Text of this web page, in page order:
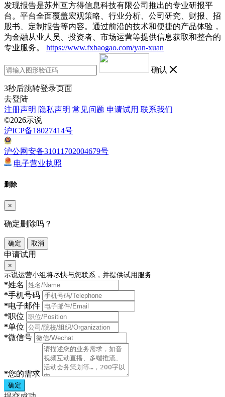
发现报告是苏州互方得信息科技有限公司推出的专业研报平
台。平台全面覆盖宏观策略、行业分析、公司研究、财报、招
股书、定制报告等内容。通过前沿的技术和便捷的产品体验，
为金融从业人员、投资者、市场运营等提供信息获取和整合的
专业服务。
https://www.fxbaogao.com/yan-xuan
确认
3秒后跳转登录页面
去登陆
注册声明 隐私声明 常见问题 申请试用 联系我们
©2026示说
沪ICP备18027414号
沪公网安备31011702004679号
电子营业执照
删除
×
确定删除吗？
确定 取消
申请试用
×
示说运营小组将尽快与您联系，并提供试用服务
*姓名
*手机号码
*电子邮件
*职位
*单位
*微信号
*您的需求
确定